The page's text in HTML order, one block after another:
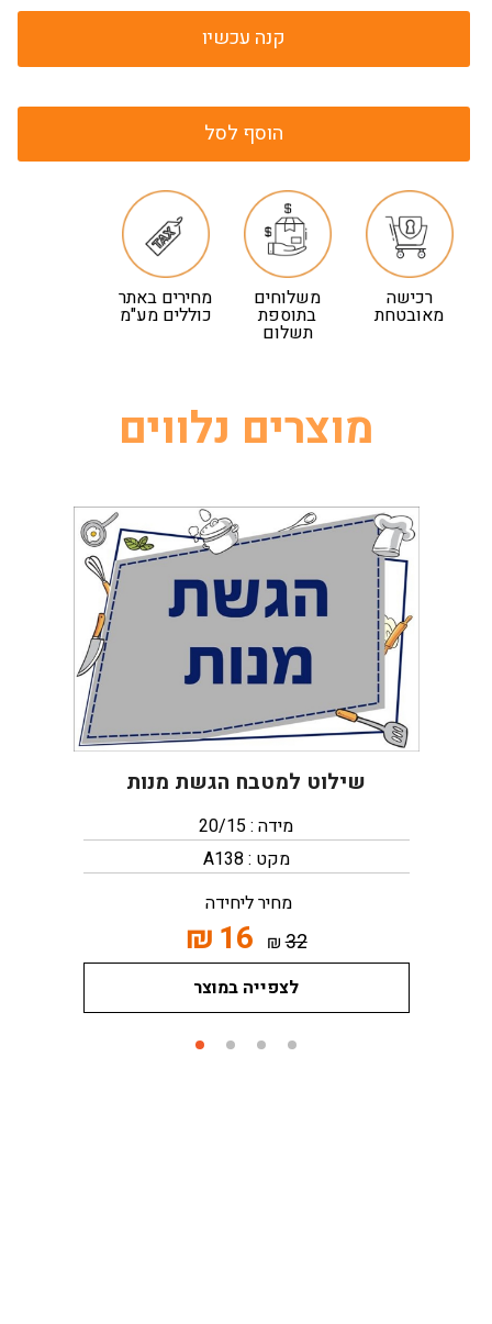
קנה עכשיו
הוסף לסל
רכישה
מאובטחת
משלוחים
בתוספת
תשלום
מחירים באתר
כוללים מע"מ
מוצרים נלווים
שילוט למטבח הגשת מנות
מידה : 20/15
מקט : A138
מחיר ליחידה
32
₪
16
₪
לצפייה במוצר